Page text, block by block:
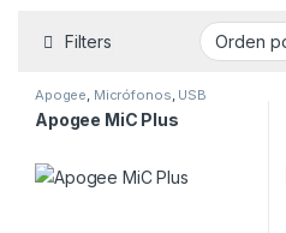
Filters
Apogee, Micrófonos, USB
Apogee MiC Plus